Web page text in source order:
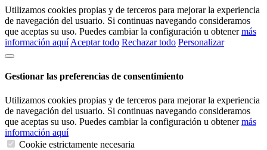
Utilizamos cookies propias y de terceros para mejorar la experiencia
de navegación del usuario. Si continuas navegando consideramos
que aceptas su uso. Puedes cambiar la configuración u obtenermás
información aquí Aceptar todo Rechazar todo Personalizar
Gestionar las preferencias de consentimiento
Utilizamos cookies propias y de terceros para mejorar la experiencia
de navegación del usuario. Si continuas navegando consideramos
que aceptas su uso. Puedes cambiar la configuración u obtenermás
información aquí
Cookie estrictamente necesaria